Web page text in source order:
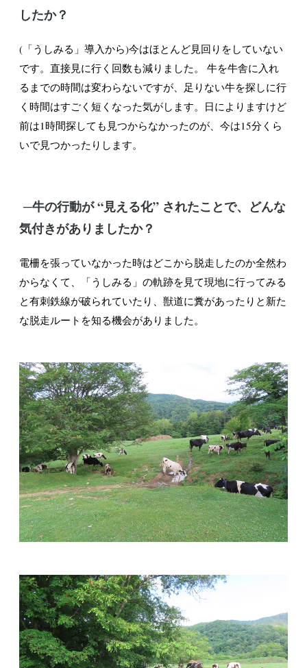
したか？
(「うしみる」導入から)今はほとんど見回りをしていない
です。直接見に行く回数も減りました。 牛を牛舎に入れ
るまでの時間は変わらないですが、足りない牛を探しに行
く時間はすごく短くなった気がします。日によりますけど
前は1時間探しても見つからなかったのが、今は15分くら
いで見つかったりします。
─牛の行動が “見える化” されたことで、どんな
気付きがありましたか？
電柵を張っていなかった時はどこから脱走したのか全然わ
からなくて、「うしみる」の軌跡を見て現地に行ってみる
と有刺鉄線が破られていたり、獣道に糞があったりと新た
な脱走ルートを知る機会がありました。